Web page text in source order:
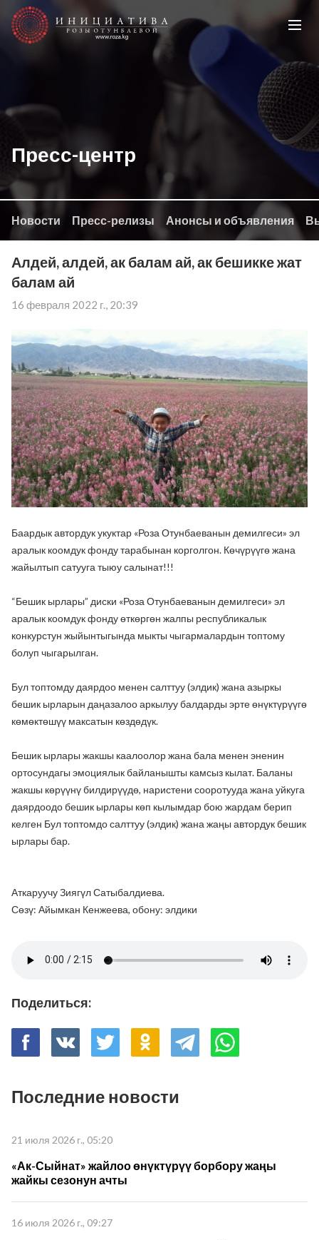
Пресс-центр
Новости Пресс-релизы Анонсы и объявления
Алдей, алдей, ак балам ай, ак бешикке жат
балам ай
16 февраля 2022 г., 20:39
Баардык автордук укуктар «Роза Отунбаеванын демилгеси» эл
аралык коомдук фонду тарабынан корголгон. Көчүрүүгө жана
жайылтып сатууга тыюу салынат!!!
“Бешик ырлары” диски «Роза Отунбаеванын демилгеси» эл
аралык коомдук фонду өткөргөн жалпы республикалык
конкурстун жыйынтыгында мыкты чыгармалардын топтому
болуп чыгарылган.
Бул топтомду даярдоо менен салттуу (элдик) жана азыркы
бешик ырларын даңазалоо аркылуу балдарды эрте өнүктүрүүгө
көмөктөшүү максатын көздөдүк.
Бешик ырлары жакшы каалоолор жана бала менен эненин
ортосундагы эмоциялык байланышты камсыз кылат. Баланы
жакшы көрүүнү билдирүүдө, наристени сооротууда жана уйкуга
даярдоодо бешик ырлары көп кылымдар бою жардам берип
келген Бул топтомдо салттуу (элдик) жана жаңы автордук бешик
ырлары бар.
Аткаруучу Зиягүл Сатыбалдиева.
Сөзү: Айымкан Кенжеева, обону: элдики
Поделиться:
Последние новости
21 июля 2026 г., 05:20
«Ак-Сыйнат» жайлоо өнүктүрүү борбору жаңы
жайкы сезонун ачты
16 июля 2026 г., 09:27